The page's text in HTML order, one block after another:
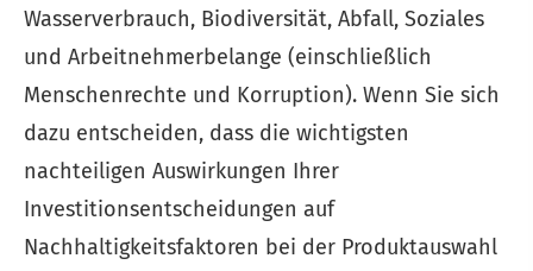
Wasserverbrauch, Biodiversität, Abfall, Soziales
und Arbeitnehmerbelange (einschließlich
Menschenrechte und Korruption). Wenn Sie sich
dazu entscheiden, dass die wichtigsten
nachteiligen Auswirkungen Ihrer
Investitionsentscheidungen auf
Nachhaltigkeitsfaktoren bei der Produktauswahl